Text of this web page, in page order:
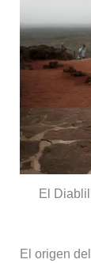
El
El origen